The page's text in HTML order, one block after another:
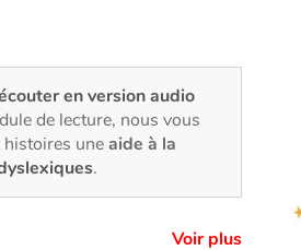
en version audio
de lecture, nous vous
histoires uneaide à la
.
Voir plus